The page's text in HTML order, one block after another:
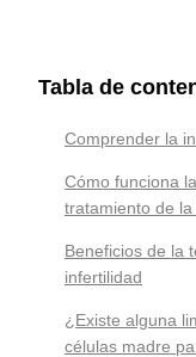
Tabla de
Comprender la
Cómo funciona
tratamiento de
Beneficios de la
infertilidad
¿Existe alguna
células madre